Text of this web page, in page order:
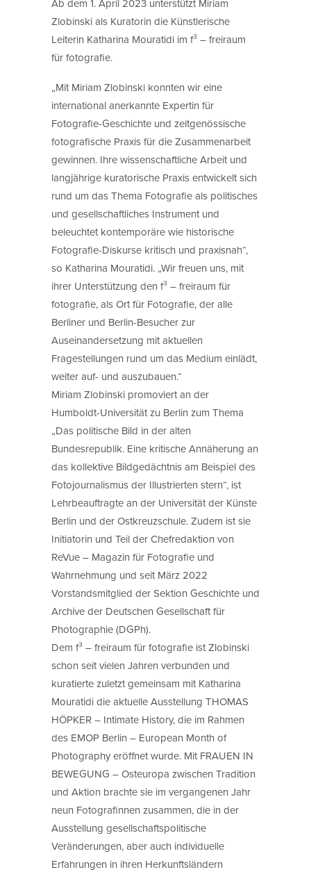
Ab dem 1. April 2023 unterstützt Miriam
Zlobinski als Kuratorin die Künstlerische
Leiterin Katharina Mouratidi im f³ – freiraum
für fotografie.
„Mit Miriam Zlobinski konnten wir eine
international anerkannte Expertin für
Fotografie-Geschichte und zeitgenössische
fotografische Praxis für die Zusammenarbeit
gewinnen. Ihre wissenschaftliche Arbeit und
langjährige kuratorische Praxis entwickelt sich
rund um das Thema Fotografie als politisches
und gesellschaftliches Instrument und
beleuchtet kontemporäre wie historische
Fotografie-Diskurse kritisch und praxisnah“,
so Katharina Mouratidi. „Wir freuen uns, mit
ihrer Unterstützung den f³ – freiraum für
fotografie, als Ort für Fotografie, der alle
Berliner und Berlin-Besucher zur
Auseinandersetzung mit aktuellen
Fragestellungen rund um das Medium einlädt,
weiter auf- und auszubauen.“
Miriam Zlobinski promoviert an der
Humboldt-Universität zu Berlin zum Thema
„Das politische Bild in der alten
Bundesrepublik. Eine kritische Annäherung an
das kollektive Bildgedächtnis am Beispiel des
Fotojournalismus der Illustrierten stern“, ist
Lehrbeauftragte an der Universität der Künste
Berlin und der Ostkreuzschule. Zudem ist sie
Initiatorin und Teil der Chefredaktion von
ReVue – Magazin für Fotografie und
Wahrnehmung und seit März 2022
Vorstandsmitglied der Sektion Geschichte und
Archive der Deutschen Gesellschaft für
Photographie (DGPh).
Dem f³ – freiraum für fotografie ist Zlobinski
schon seit vielen Jahren verbunden und
kuratierte zuletzt gemeinsam mit Katharina
Mouratidi die aktuelle Ausstellung THOMAS
HÖPKER – Intimate History, die im Rahmen
des EMOP Berlin – European Month of
Photography eröffnet wurde. Mit FRAUEN IN
BEWEGUNG – Osteuropa zwischen Tradition
und Aktion brachte sie im vergangenen Jahr
neun Fotografinnen zusammen, die in der
Ausstellung gesellschaftspolitische
Veränderungen, aber auch individuelle
Erfahrungen in ihren Herkunftsländern